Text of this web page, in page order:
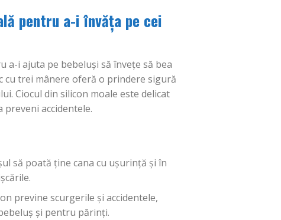
pentru a-i învăța pe cei
a-i ajuta pe bebeluși să învețe să bea
trei mânere oferă o prindere sigură
Ciocul din silicon moale este delicat
accidentele.
să poată ține cana cu ușurință și în
previne scurgerile și accidentele,
și pentru părinți.